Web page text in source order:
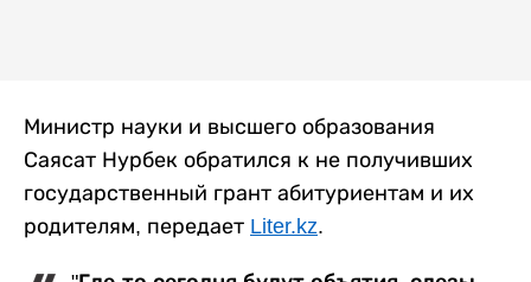
Министр науки и высшего образования
Саясат Нурбек обратился к не получивших
государственный грант абитуриентам и их
родителям, передает Liter.kz.